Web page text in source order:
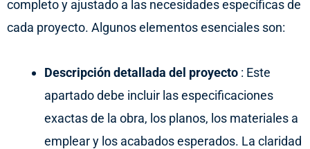
completo y ajustado a las necesidades específicas de
cada proyecto. Algunos elementos esenciales son:
Descripción detallada del proyecto : Este
apartado debe incluir las especificaciones
exactas de la obra, los planos, los materiales a
emplear y los acabados esperados. La claridad